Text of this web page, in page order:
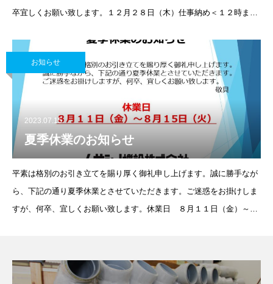
卒宜しくお願い致します。１２月２８日（木）仕事納め＜１２時まで
（金）～1月４日
お知らせ
2023.07.15
夏季休業のお知らせ
平素は格別のお引き立てを賜り厚く御礼申し上げます。誠に勝手なが
ら、下記の通り夏季休業とさせていただきます。ご迷惑をお掛けしま
すが、何卒、宜しくお願い致します。休業日 ８月１１日（金）～８